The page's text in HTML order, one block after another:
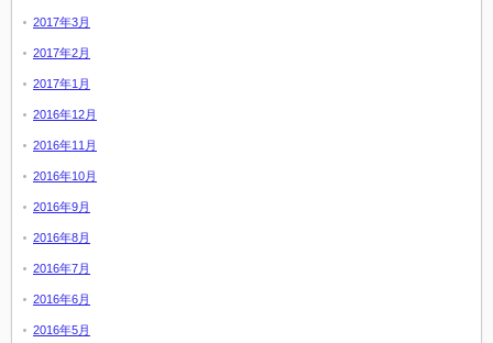
2017年3月
2017年2月
2017年1月
2016年12月
2016年11月
2016年10月
2016年9月
2016年8月
2016年7月
2016年6月
2016年5月